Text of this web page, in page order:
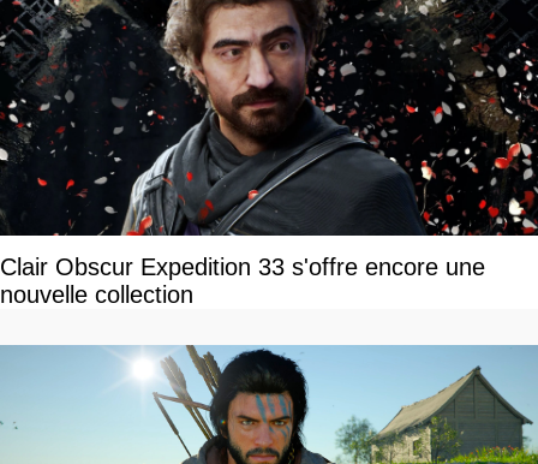
Clair Obscur Expedition 33 s'offre encore une
nouvelle collection